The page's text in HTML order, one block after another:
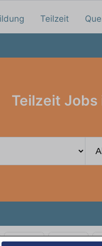
Teilzeit
Teilzeit Jobs